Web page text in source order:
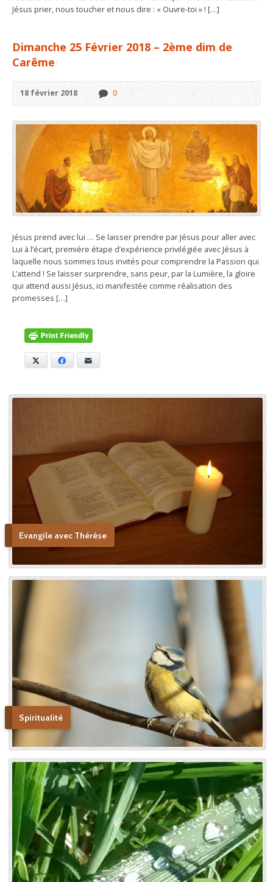
Jésus prier, nous toucher et nous dire : « Ouvre-toi » ! […]
Dimanche 25 Février 2018 – 2ème dim de
Carême
18 février 2018 0
Jésus prend avec lui … Se laisser prendre par Jésus pour aller avec
Lui à l’écart, première étape d’expérience privilégiée avec Jésus à
laquelle nous sommes tous invités pour comprendre la Passion qui
L’attend ! Se laisser surprendre, sans peur, par la Lumière, la gloire
qui attend aussi Jésus, ici manifestée comme réalisation des
promesses […]
Facebook
Evangile avec Thérèse
Spiritualité